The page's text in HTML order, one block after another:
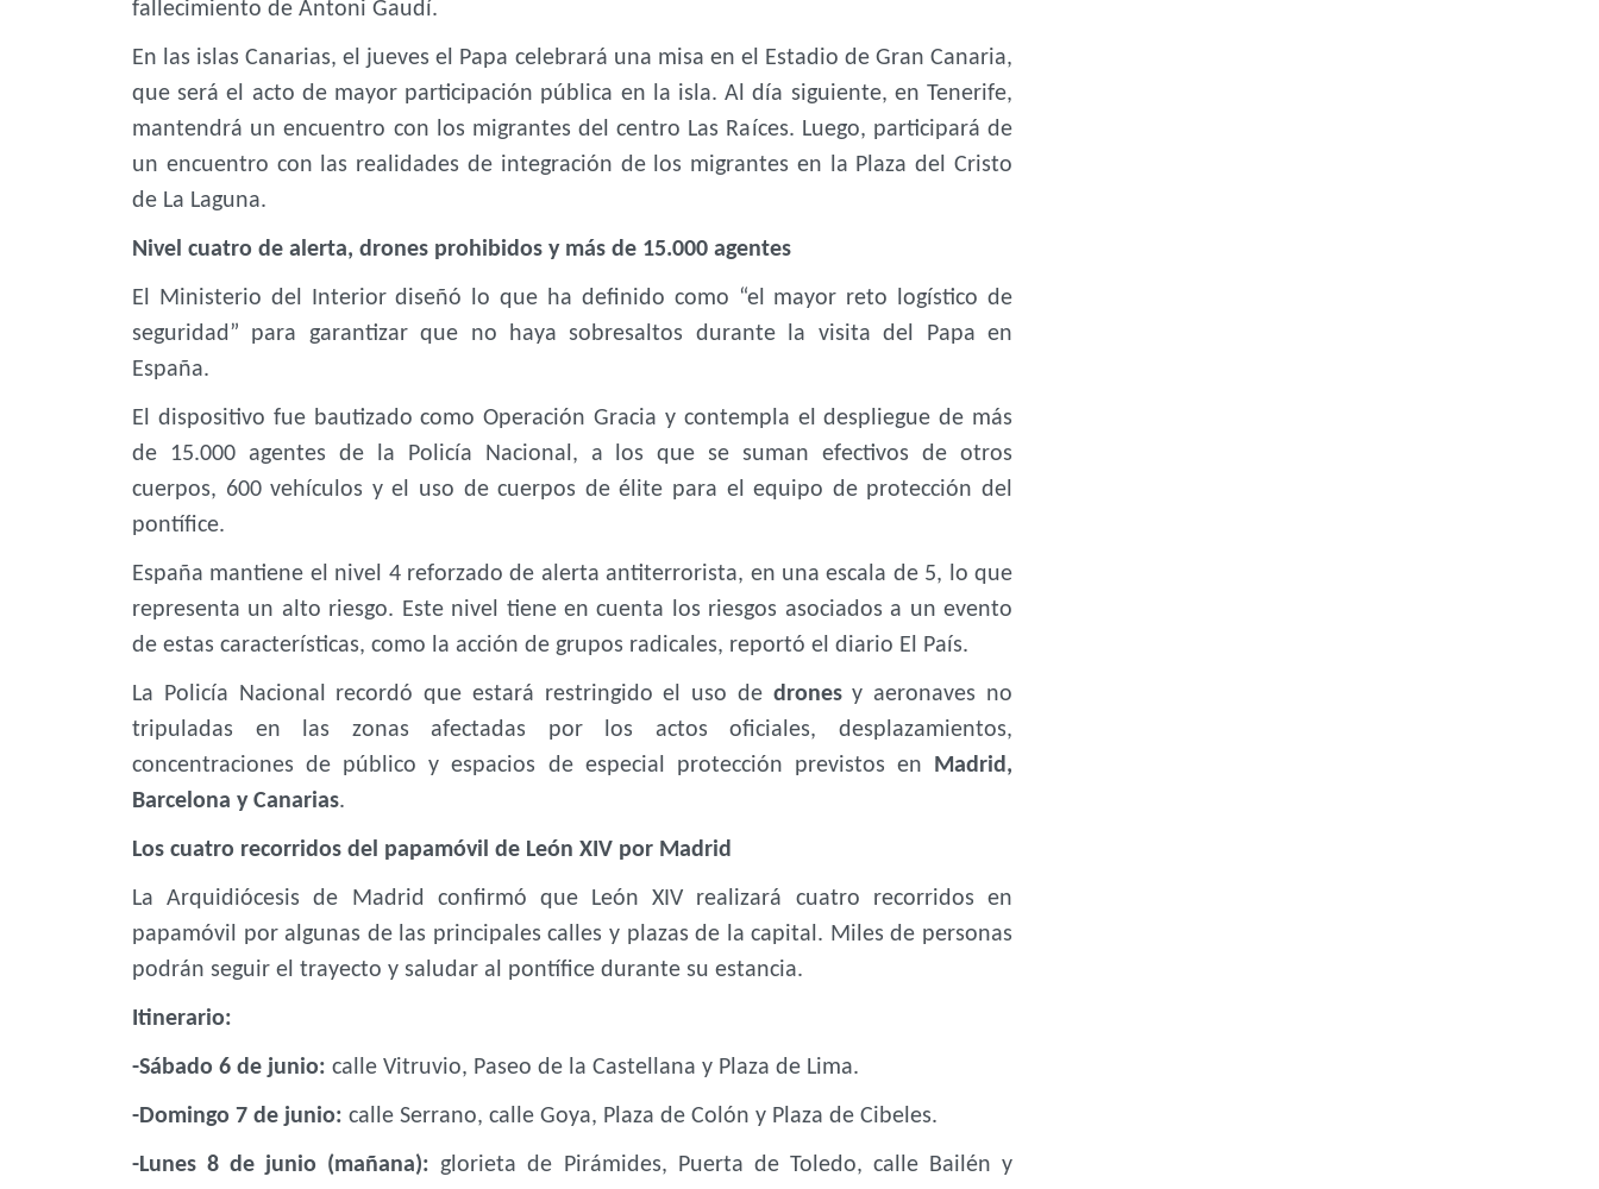
fallecimiento de Antoni Gaudí.
En las islas Canarias, el jueves el Papa celebrará una misa en el Estadio de Gran Canaria,
que será el acto de mayor participación pública en la isla. Al día siguiente, en Tenerife,
mantendrá un encuentro con los migrantes del centro Las Raíces. Luego, participará de
un encuentro con las realidades de integración de los migrantes en la Plaza del Cristo
de La Laguna.
Nivel cuatro de alerta, drones prohibidos y más de 15.000 agentes
El Ministerio del Interior diseñó lo que ha definido como “el mayor reto logístico de
seguridad” para garantizar que no haya sobresaltos durante la visita del Papa en
España.
El dispositivo fue bautizado como Operación Gracia y contempla el despliegue de más
de 15.000 agentes de la Policía Nacional, a los que se suman efectivos de otros
cuerpos, 600 vehículos y el uso de cuerpos de élite para el equipo de protección del
pontífice.
España mantiene el nivel 4 reforzado de alerta antiterrorista, en una escala de 5, lo que
representa un alto riesgo. Este nivel tiene en cuenta los riesgos asociados a un evento
de estas características, como la acción de grupos radicales, reportó el diario El País.
La Policía Nacional recordó que estará restringido el uso de dronesy aeronaves no
tripuladas en las zonas afectadas por los actos oficiales, desplazamientos,
concentraciones de público y espacios de especial protección previstos en
Madrid,
Barcelona y Canarias.
Los cuatro recorridos del papamóvil de León XIV por Madrid
La Arquidiócesis de Madrid confirmó que León XIV realizará cuatro recorridos en
papamóvil por algunas de las principales calles y plazas de la capital. Miles de personas
podrán seguir el trayecto y saludar al pontífice durante su estancia.
Itinerario:
-Sábado 6 de junio: calle Vitruvio, Paseo de la Castellana y Plaza de Lima.
-Domingo 7 de junio: calle Serrano, calle Goya, Plaza de Colón y Plaza de Cibeles.
-Lunes 8 de junio (mañana): glorieta de Pirámides, Puerta de Toledo, calle Bailén y